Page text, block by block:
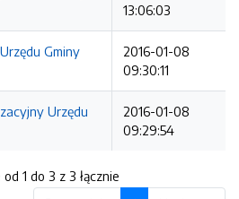
13:06:03
Gminy
2016-01-08
09:30:11
Urzędu
2016-01-08
09:29:54
1 do 3 z 3 łącznie